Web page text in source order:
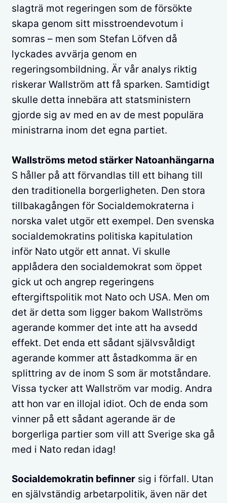
slagträ mot regeringen som de försökte
skapa genom sitt misstroendevotum i
somras – men som Stefan Löfven då
lyckades avvärja genom en
regeringsombildning. Är vår analys riktig
riskerar Wallström att få sparken. Samtidigt
skulle detta innebära att statsministern
gjorde sig av med en av de mest populära
ministrarna inom det egna partiet.
Wallströms metod stärker Natoanhängarna
S håller på att förvandlas till ett bihang till
den traditionella borgerligheten. Den stora
tillbakagången för Socialdemokraterna i
norska valet utgör ett exempel. Den svenska
socialdemokratins politiska kapitulation
inför Nato utgör ett annat. Vi skulle
applådera den socialdemokrat som öppet
gick ut och angrep regeringens
eftergiftspolitik mot Nato och USA. Men om
det är detta som ligger bakom Wallströms
agerande kommer det inte att ha avsedd
effekt. Det enda ett sådant självsvåldigt
agerande kommer att åstadkomma är en
splittring av de inom S som är motståndare.
Vissa tycker att Wallström var modig. Andra
att hon var en illojal idiot. Och de enda som
vinner på ett sådant agerande är de
borgerliga partier som vill att Sverige ska gå
med i Nato redan idag!
Socialdemokratin befinner sig i förfall. Utan
en självständig arbetarpolitik, även när det